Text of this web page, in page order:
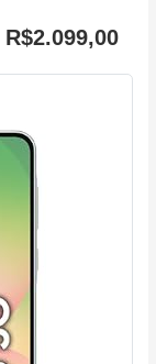
R$2.099,00